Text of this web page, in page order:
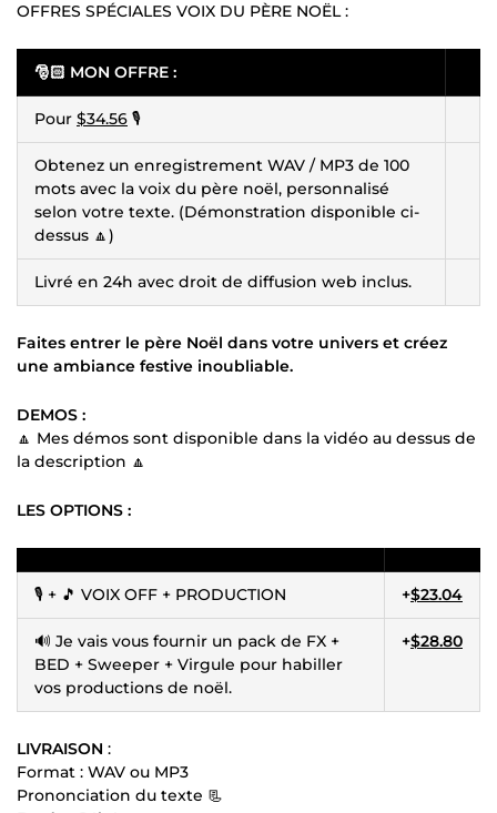
OFFRES SPÉCIALES VOIX DU PÈRE NOËL :
🎅🏻 MON OFFRE :
Pour $34.56 🎙️
Obtenez un enregistrement WAV / MP3 de 100
mots avec la voix du père noël, personnalisé
selon votre texte. (Démonstration disponible ci-
dessus 🔼)
Livré en 24h avec droit de diffusion web inclus.
Faites entrer le père Noël dans votre univers et créez
une ambiance festive inoubliable.
DEMOS :
🔼 Mes démos sont disponible dans la vidéo au dessus de
la description 🔼
LES OPTIONS :
🎙️ + 🎵 VOIX OFF + PRODUCTION +$23.04
🔊 Je vais vous fournir un pack de FX +
BED + Sweeper + Virgule pour habiller
vos productions de noël.
+$28.80
LIVRAISON :
Format : WAV ou MP3
Prononciation du texte 📃